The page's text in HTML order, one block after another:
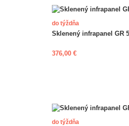
do týždňa
Sklenený infrapanel GR
376,00 €
do týždňa